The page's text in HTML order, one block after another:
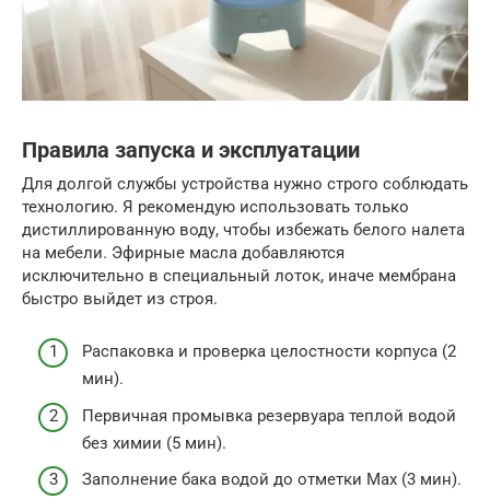
Правила запуска и эксплуатации
Для долгой службы устройства нужно строго соблюдать
технологию. Я рекомендую использовать только
дистиллированную воду, чтобы избежать белого налета
на мебели. Эфирные масла добавляются
исключительно в специальный лоток, иначе мембрана
быстро выйдет из строя.
Распаковка и проверка целостности корпуса (2
мин).
Первичная промывка резервуара теплой водой
без химии (5 мин).
Заполнение бака водой до отметки Max (3 мин).